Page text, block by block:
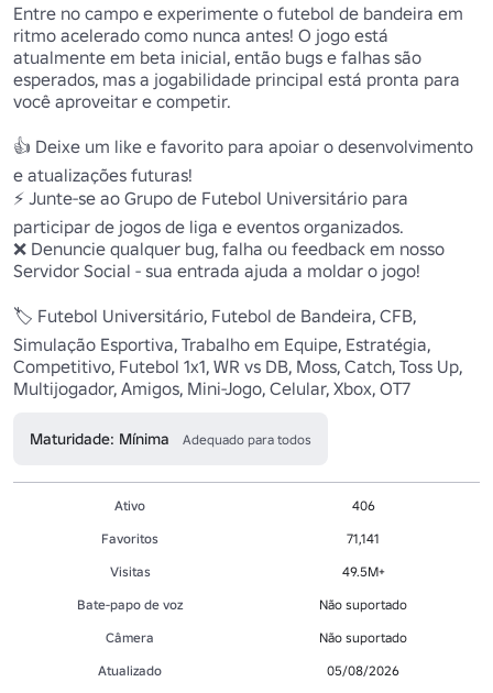
Entre no campo e experimente o futebol de bandeira em
ritmo acelerado como nunca antes! O jogo está
atualmente em beta inicial, então bugs e falhas são
esperados, mas a jogabilidade principal está pronta para
você aproveitar e competir.
👍 Deixe um like e favorito para apoiar o desenvolvimento
e atualizações futuras!
⚡ Junte-se ao Grupo de Futebol Universitário para
participar de jogos de liga e eventos organizados.
❌ Denuncie qualquer bug, falha ou feedback em nosso
Servidor Social - sua entrada ajuda a moldar o jogo!
🏷️ Futebol Universitário, Futebol de Bandeira, CFB,
Simulação Esportiva, Trabalho em Equipe, Estratégia,
Competitivo, Futebol 1x1, WR vs DB, Moss, Catch, Toss Up,
Multijogador, Amigos, Mini-Jogo, Celular, Xbox, OT7
Maturidade: Mínima Adequado para todos
Ativo
406
Favoritos
71,141
Visitas
49.5M+
Bate-papo de voz
Não suportado
Câmera
Não suportado
Atualizado
05/08/2026